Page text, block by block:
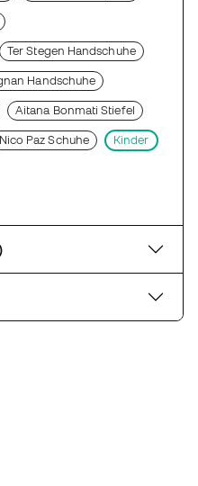
Ter Stegen Handschuhe
Handschuhe
Aitana Bonmati Stiefel
Nico Paz Schuhe Kinder
(6)